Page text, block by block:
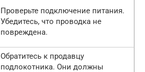
Проверьте подключение питания.
Убедитесь, что проводка не
повреждена.
Обратитесь к продавцу
подлокотника. Они должны